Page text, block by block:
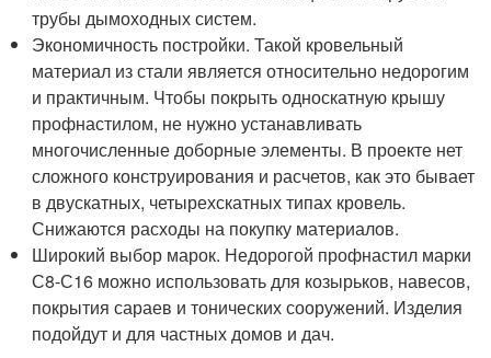
трубы дымоходных систем.
Экономичность постройки. Такой кровельный
материал из стали является относительно недорогим
и практичным. Чтобы покрыть односкатную крышу
профнастилом, не нужно устанавливать
многочисленные доборные элементы. В проекте нет
сложного конструирования и расчетов, как это бывает
в двускатных, четырехскатных типах кровель.
Снижаются расходы на покупку материалов.
Широкий выбор марок. Недорогой профнастил марки
С8-С16 можно использовать для козырьков, навесов,
покрытия сараев и тонических сооружений. Изделия
подойдут и для частных домов и дач.